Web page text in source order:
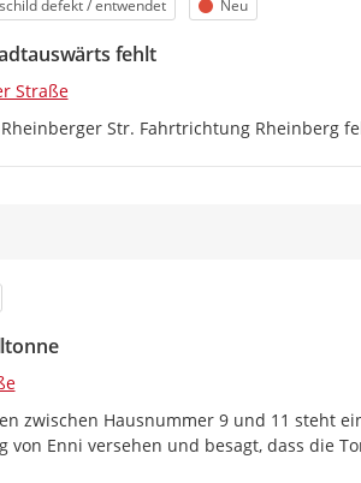
defekt / entwendet Status
Neu
fehlt
Straße
Str. Fahrtrichtung Rheinberg
zwischen Hausnummer 9 und 11 steht
von Enni versehen und besagt, dass die